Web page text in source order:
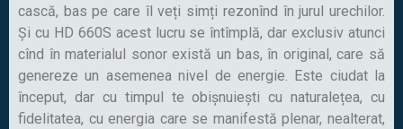
cască, bas pe care îl veți simți rezonînd în jurul urechilor.
Și cu HD 660S acest lucru se întîmplă, dar exclusiv atunci
cînd în materialul sonor există un bas, în original, care să
genereze un asemenea nivel de energie. Este ciudat la
început, dar cu timpul te obișnuiești cu naturalețea, cu
fidelitatea, cu energia care se manifestă plenar, nealterat,